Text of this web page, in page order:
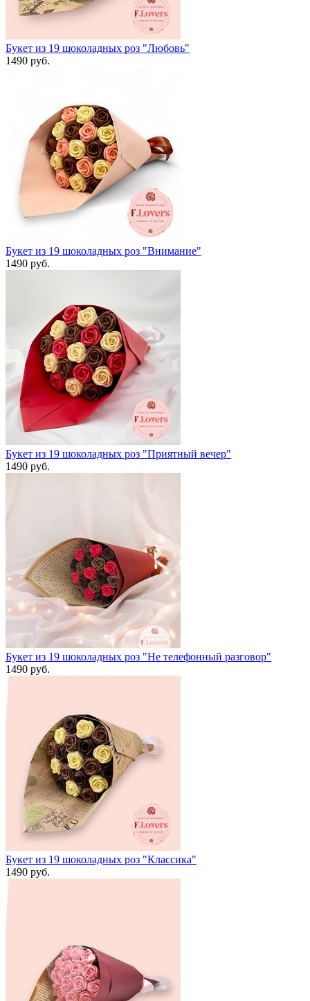
Букет из 19 шоколадных роз "Любовь"
1490 руб.
Букет из 19 шоколадных роз "Внимание"
1490 руб.
Букет из 19 шоколадных роз "Приятный вечер"
1490 руб.
Букет из 19 шоколадных роз "Не телефонный разговор"
1490 руб.
Букет из 19 шоколадных роз "Классика"
1490 руб.